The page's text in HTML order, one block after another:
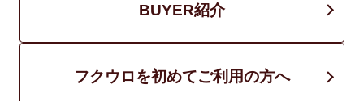
BUYER紹介
フクウロを初めてご利用の方へ